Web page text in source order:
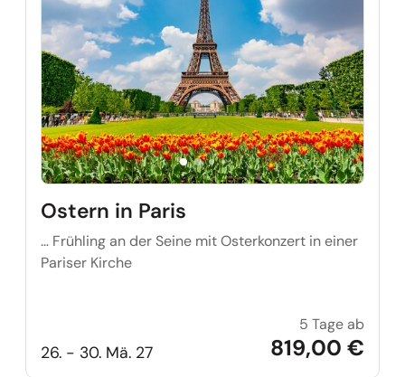
Ostern in Paris
… Frühling an der Seine mit Osterkonzert in einer
Pariser Kirche
26. - 30. Mä. 27
5 Tage ab
819,00 €